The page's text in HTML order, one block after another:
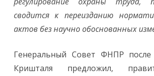
сводится к переизданию
актов без научно обоснованных
Генеральный Совет ФНПР после
Кришталя предложил,